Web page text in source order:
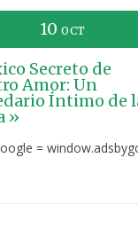
10 OCT
Secreto de
Amor: Un
Íntimo de
»
=